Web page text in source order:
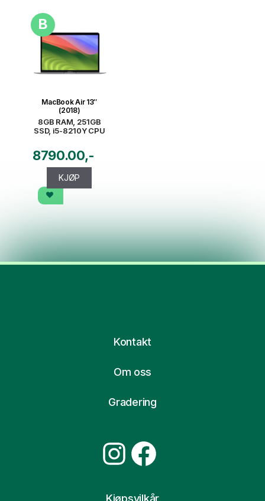
B
MacBook Air 13″
(2018)
8GB RAM, 251GB
SSD, i5-8210Y CPU
8790.00
KJØP
Kontakt
Om oss
Gradering
Instagram
Facebook
Kjøpsvilkår